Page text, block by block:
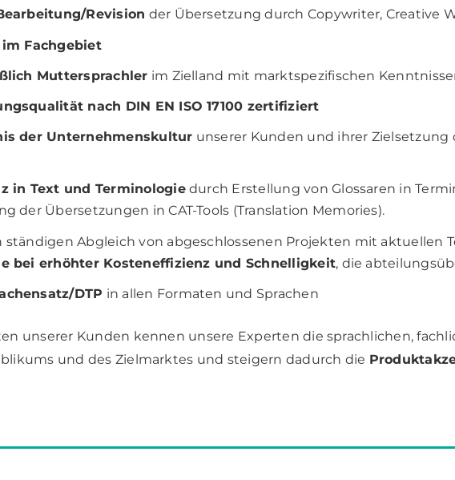
Revision der Übersetzung durch Copywriter, Creative
Fachgebiet
Muttersprachler im Zielland mit marktspezifischen
nach DIN EN ISO 17100 zertifiziert
der Unternehmenskultur unserer Kunden und ihrer Zielsetzung
in Text und Terminologiedurch Erstellung von Glossaren in
der Übersetzungen in CAT-Tools (Translation Memories).
ständigen Abgleich von abgeschlossenen Projekten mit aktuellen
bei erhöhter Kosteneffizienz und Schnelligkeit, die
DTP in allen Formaten und Sprachen
unserer Kunden kennen unsere Experten die sprachlichen,
und des Zielmarktes und steigern dadurch die